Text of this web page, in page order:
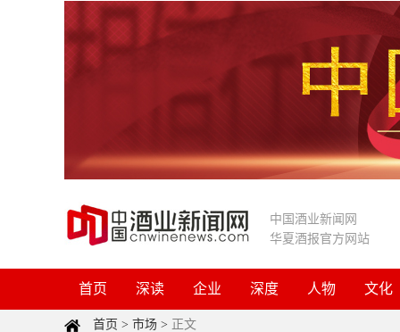
中国酒业新闻网
华夏酒报官方网站
首页 深读 企业 深度 人物 文化
首页 > 市场 > 正文